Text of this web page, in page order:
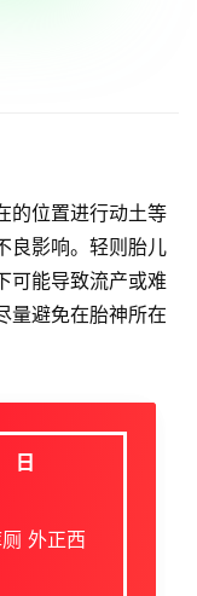
的位置进行动土等
良影响。轻则胎儿
可能导致流产或难
量避免在胎神所在
日
外正西